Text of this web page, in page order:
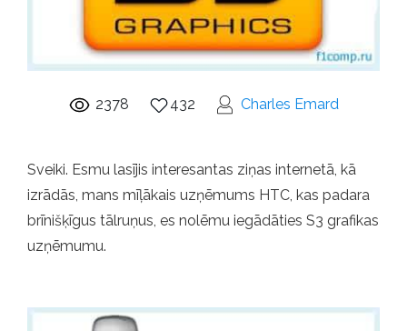
2378 432 Charles Emard
Sveiki. Esmu lasījis interesantas ziņas internetā, kā
izrādās, mans mīļākais uzņēmums HTC, kas padara
brīnišķīgus tālruņus, es nolēmu iegādāties S3 grafikas
uzņēmumu.